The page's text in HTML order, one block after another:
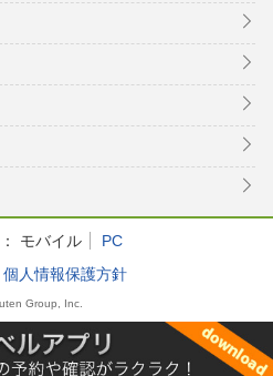
モバイル
PC
個人情報保護方針
Group, Inc.